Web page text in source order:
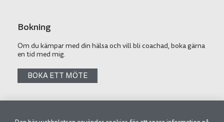
Bokning
Om du kämpar med din hälsa och vill bli coachad, boka gärna
en tid med mig.
BOKA ETT MÖTE